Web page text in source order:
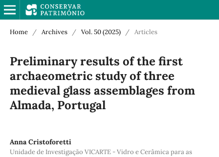
Home / Archives / Vol. 50 (2025) / Articles
Preliminary results of the first
archaeometric study of three
medieval glass assemblages from
Almada, Portugal
Anna Cristoforetti
Unidade de Investigação VICARTE - Vidro e Cerâmica para as